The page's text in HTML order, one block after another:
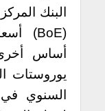
أساس
يوروستات
السنوي